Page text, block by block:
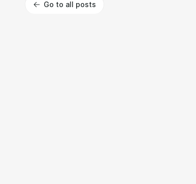
Go to all posts